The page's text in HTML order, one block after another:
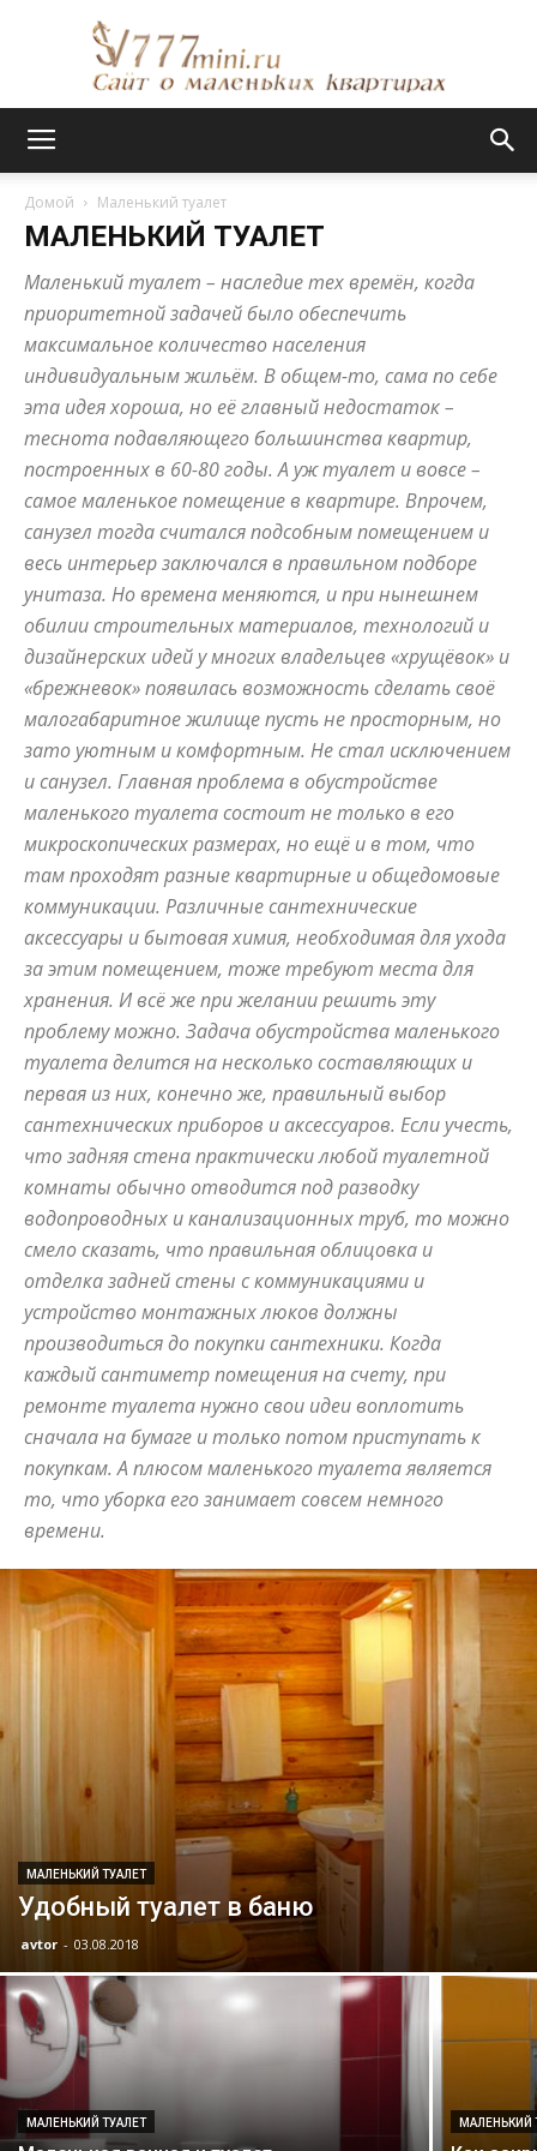
квартирах
домах:
интерьеры,
фото,
советы
и
статьи
дизайне
Домой Маленький туалет
МАЛЕНЬКИЙ ТУАЛЕТ
Маленький туалет – наследие тех времён, когда
приоритетной задачей было обеспечить
максимальное количество населения
индивидуальным жильём. В общем-то, сама по себе
эта идея хороша, но её главный недостаток –
теснота подавляющего большинства квартир,
построенных в 60-80 годы. А уж туалет и вовсе –
самое маленькое помещение в квартире. Впрочем,
санузел тогда считался подсобным помещением и
весь интерьер заключался в правильном подборе
унитаза. Но времена меняются, и при нынешнем
обилии строительных материалов, технологий и
дизайнерских идей у многих владельцев «хрущёвок» и
«брежневок» появилась возможность сделать своё
малогабаритное жилище пусть не просторным, но
зато уютным и комфортным. Не стал исключением
и санузел. Главная проблема в обустройстве
маленького туалета состоит не только в его
микроскопических размерах, но ещё и в том, что
там проходят разные квартирные и общедомовые
коммуникации. Различные сантехнические
аксессуары и бытовая химия, необходимая для ухода
за этим помещением, тоже требуют места для
хранения. И всё же при желании решить эту
проблему можно. Задача обустройства маленького
туалета делится на несколько составляющих и
первая из них, конечно же, правильный выбор
сантехнических приборов и аксессуаров. Если учесть,
что задняя стена практически любой туалетной
комнаты обычно отводится под разводку
водопроводных и канализационных труб, то можно
смело сказать, что правильная облицовка и
отделка задней стены с коммуникациями и
устройство монтажных люков должны
производиться до покупки сантехники. Когда
каждый сантиметр помещения на счету, при
ремонте туалета нужно свои идеи воплотить
сначала на бумаге и только потом приступать к
покупкам. А плюсом маленького туалета является
то, что уборка его занимает совсем немного
времени.
МАЛЕНЬКИЙ ТУАЛЕТ
Удобный туалет в баню
avtor - 03.08.2018
МАЛЕНЬКИЙ ТУАЛЕТ МАЛЕНЬКИЙ